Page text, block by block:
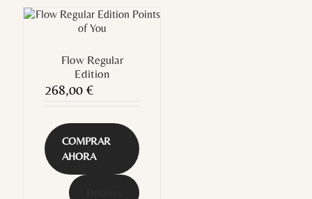
Flow Regular
Edition
268,00 €
COMPRAR
AHORA